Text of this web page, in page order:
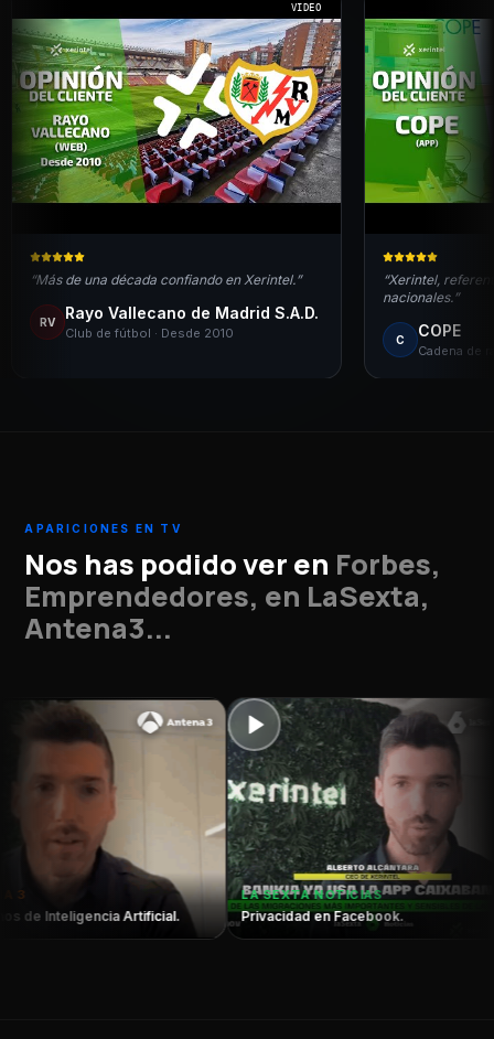
VIDEO
“Más de una década confiando en Xerintel.”
RV Rayo Vallecano de Madrid S.A.D.
Club de fútbol · Desde 2010
“Xerintel,
nacionales.”
C COPE
Cadena de
APARICIONES EN TV
Nos has podido ver en Forbes,
Emprendedores, en LaSexta,
Antena3...
Artificial.
LA SEXTA NOTICIAS
Privacidad en Facebook.